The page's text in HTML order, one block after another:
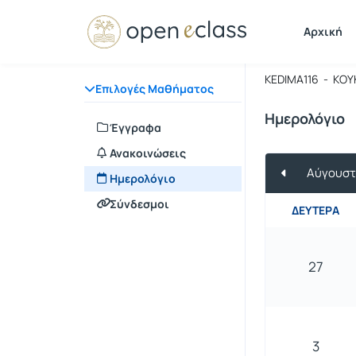
Αρχική
Επιλογές Μαθήματος
Έγγραφα
Ανακοινώσεις
Ημερολόγιο
Σύνδεσμοι
Μάθημα :
Κωδικός :
KEDIMA116 -
Ημερολόγιο
ΔΕΥΤΈΡΑ
27
3